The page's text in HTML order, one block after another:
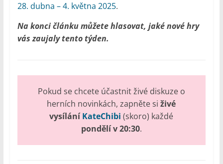
28. dubna – 4. května 2025.
Na konci článku můžete hlasovat, jaké nové hry
vás zaujaly tento týden.
Pokud se chcete účastnit živé diskuze o
herních novinkách, zapněte siživé
vysílání KateChibi (skoro) každé
pondělí v 20:30.